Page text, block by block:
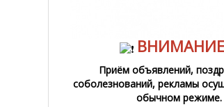
ВНИМАНИЕ
Приём объявлений,
соболезнований, рекламы
обычном режиме.